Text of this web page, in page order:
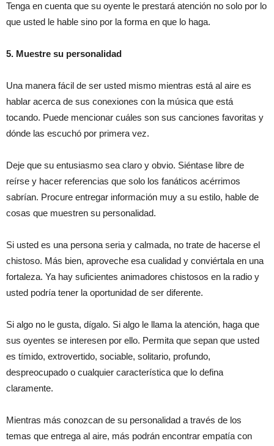
Tenga en cuenta que su oyente le prestará atención no solo por lo
que usted le hable sino por la forma en que lo haga.
5. Muestre su personalidad
Una manera fácil de ser usted mismo mientras está al aire es
hablar acerca de sus conexiones con la música que está
tocando. Puede mencionar cuáles son sus canciones favoritas y
dónde las escuchó por primera vez.
Deje que su entusiasmo sea claro y obvio. Siéntase libre de
reírse y hacer referencias que solo los fanáticos acérrimos
sabrían. Procure entregar información muy a su estilo, hable de
cosas que muestren su personalidad.
Si usted es una persona seria y calmada, no trate de hacerse el
chistoso. Más bien, aproveche esa cualidad y conviértala en una
fortaleza. Ya hay suficientes animadores chistosos en la radio y
usted podría tener la oportunidad de ser diferente.
Si algo no le gusta, dígalo. Si algo le llama la atención, haga que
sus oyentes se interesen por ello. Permita que sepan que usted
es tímido, extrovertido, sociable, solitario, profundo,
despreocupado o cualquier característica que lo defina
claramente.
Mientras más conozcan de su personalidad a través de los
temas que entrega al aire, más podrán encontrar empatía con